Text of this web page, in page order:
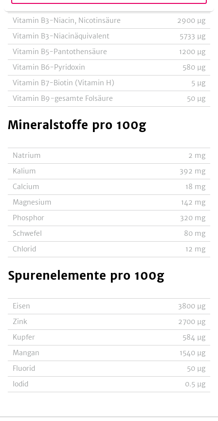
Vitamin B2-Riboflavin
150 µg
Vitamin B3-Niacin, Nicotinsäure
2900 µg
Vitamin B3-Niacinäquivalent
5733 µg
Vitamin B5-Pantothensäure
1200 µg
Vitamin B6-Pyridoxin
580 µg
Vitamin B7-Biotin (Vitamin H)
5 µg
Vitamin B9-gesamte Folsäure
50 µg
Mineralstoffe pro 100g
Natrium 2 mg
Kalium
392 mg
Calcium
18 mg
Magnesium
142 mg
Phosphor
320 mg
Schwefel
80 mg
Chlorid
12 mg
Spurenelemente pro 100g
Eisen 3800 µg
Zink
2700 µg
Kupfer
584 µg
Mangan
1540 µg
Fluorid
50 µg
Iodid
0.5 µg